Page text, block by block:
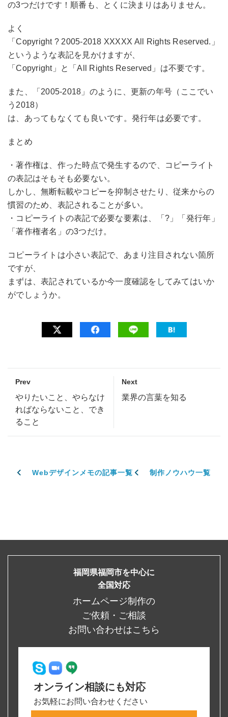
の3つだけです！順番も、とくに決まりはありません。
よく
「Copyright ? 2005-2018 XXXXX All Rights Reserved.」
というような表記を見かけますが、
「Copyright」と「All Rights Reserved」は不要です。
また、「2005-2018」のように、更新の年号（ここでい
う2018）
は、あってもなくても良いです。発行年は必要です。
まとめ
・著作権は、作った時点で発生するので、コピーライト
の表記はそもそも必要ない。
しかし、無断転載やコピーを抑制させたり、従来からの
慣習のため、表記されることが多い。
・コピーライトの表記で必要な要素は、「?」「発行年」
「著作権者名」の3つだけ。
コピーライトは小さい表記で、あまり注目されない箇所
ですが、
まずは、表記されているか今一度確認をしてみてはいか
がでしょうか。
Prev
やりたいこと、やらなけ
ればならないこと、でき
ること
Next
業界の言葉を知る
Webデザインメモの記事一覧 制作ノウハウ一覧
福岡県福岡市を中心に
全国対応
ホームページ制作の
ご依頼・ご相談
お問い合わせはこちら
オンライン相談にも対応
お気軽にお問い合わせください